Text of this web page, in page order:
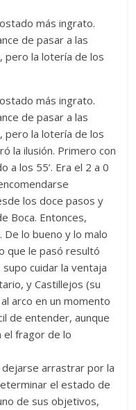
más ingrato.
de pasar a las
pero la lotería de los
más ingrato.
de pasar a las
pero la lotería de los
la ilusión. Primero con
a los 55’. Era el 2 a 0
los doce pasos y
Boca. Entonces,
lo bueno y lo malo
que le pasó resultó
cuidar la ventaja
y Castillejos (su
arco en un momento
de entender, aunque
el fragor de lo
arrastrar por la
el estado de
de sus objetivos,